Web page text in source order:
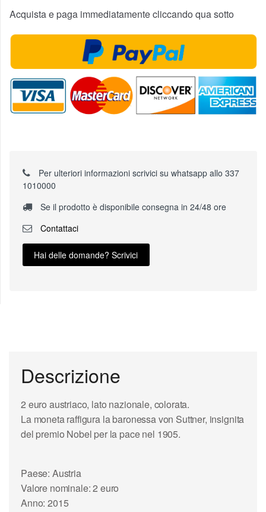
Acquista e paga immediatamente cliccando qua sotto
Per ulteriori informazioni scrivici su whatsapp allo 337
1010000
Se il prodotto è disponibile consegna in 24/48 ore
Contattaci
Hai delle domande? Scrivici
Descrizione
2 euro austriaco, lato nazionale, colorata.
La moneta raffigura la baronessa von Suttner, insignita
del premio Nobel per la pace nel 1905.
Paese: Austria
Valore nominale: 2 euro
Anno: 2015